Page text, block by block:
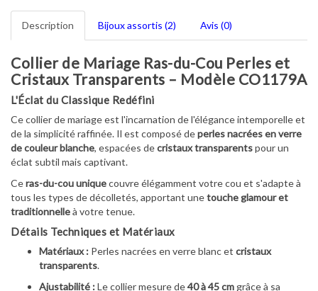
Description Bijoux assortis (2) Avis (0)
Collier de Mariage Ras-du-Cou Perles et
Cristaux Transparents – Modèle CO1179A
L'Éclat du Classique Redéfini
Ce collier de mariage est l'incarnation de l'élégance intemporelle et
de la simplicité raffinée. Il est composé deperles nacrées en verre
de couleur blanche, espacées decristaux transparentspour un
éclat subtil mais captivant.
Ceras-du-cou uniquecouvre élégamment votre cou et s'adapte à
tous les types de décolletés, apportant unetouche glamour et
traditionnelleà votre tenue.
Détails Techniques et Matériaux
Matériaux : Perles nacrées en verre blanc et cristaux
transparents.
Ajustabilité :Le collier mesure de40 à 45 cm grâce à sa